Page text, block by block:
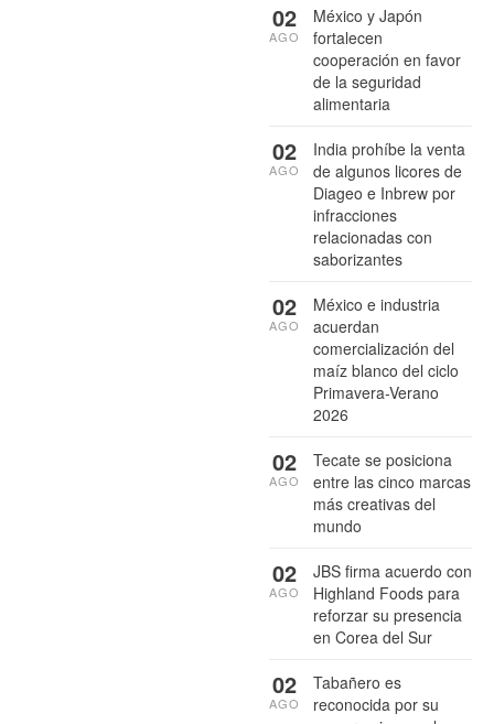
México y Japón
fortalecen
cooperación en favor
de la seguridad
alimentaria
02
AGO
India prohíbe la venta
de algunos licores de
Diageo e Inbrew por
infracciones
relacionadas con
saborizantes
02
AGO
México e industria
acuerdan
comercialización del
maíz blanco del ciclo
Primavera-Verano
2026
02
AGO
Tecate se posiciona
entre las cinco marcas
más creativas del
mundo
02
AGO
JBS firma acuerdo con
Highland Foods para
reforzar su presencia
en Corea del Sur
02
AGO
Tabañero es
reconocida por su
02
AGO